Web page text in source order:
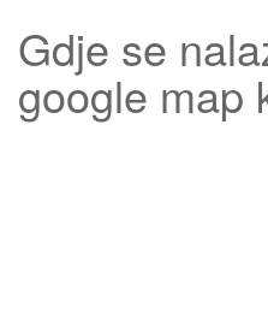
Gdje se
google map